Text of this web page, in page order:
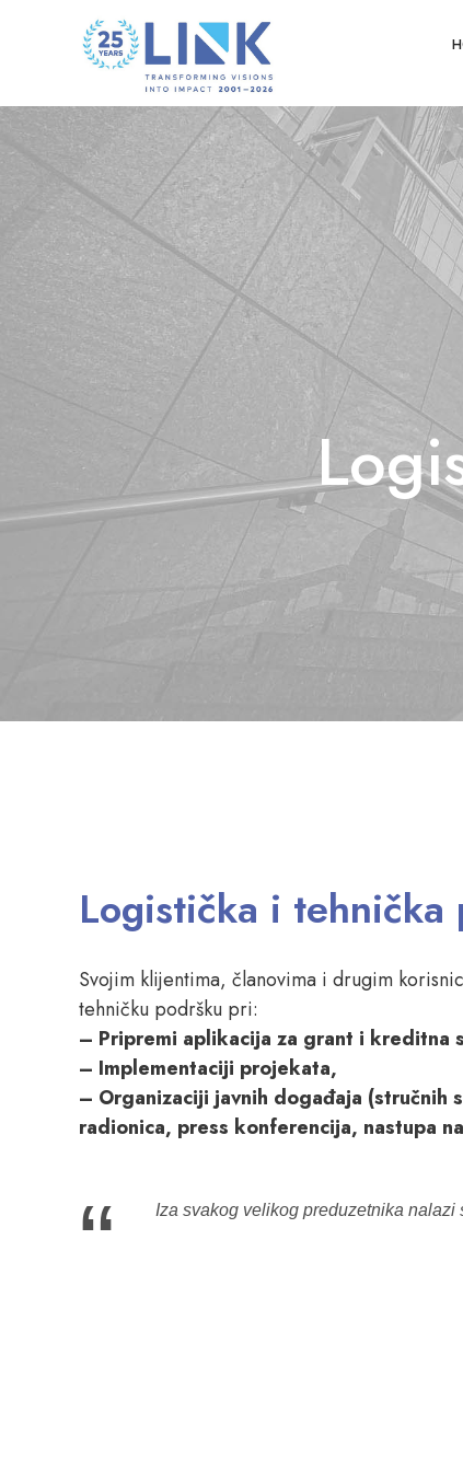
Logistička i tehnička
Svojim klijentima, članovima i drugim
tehničku podršku pri:
– Pripremi aplikacija za grant i kreditna
– Implementaciji projekata,
– Organizaciji javnih događaja (stručnih
radionica, press konferencija, nastupa
“ Iza svakog velikog preduzetnika nalazi